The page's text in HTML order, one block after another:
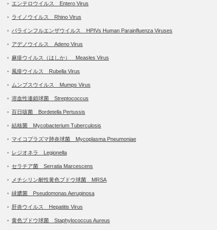
エンテロウイルス Entero Virus
ライノウイルス Rhino Virus
パラインフルエンザウイルス HPIVs Human Parainfluenza Viruses
アデノウイルス Adeno Virus
麻疹ウイルス（はしか） Measles Virus
風疹ウイルス Rubella Virus
ムンプスウイルス Mumps Virus
溶血性連鎖球菌 Streptococcus
百日咳菌 Bordetella Pertussis
結核菌 Mycobacterium Tuberculosis
マイコプラズマ肺炎球菌 Mycoplasma Pneumoniae
レジオネラ Legionella
セラチア菌 Serratia Marcescens
メチシリン耐性黄色ブドウ球菌 MRSA
緑膿菌 Pseudomonas Aeruginosa
肝炎ウイルス Hepatitis Virus
黄色ブドウ球菌 Staphylococcus Aureus